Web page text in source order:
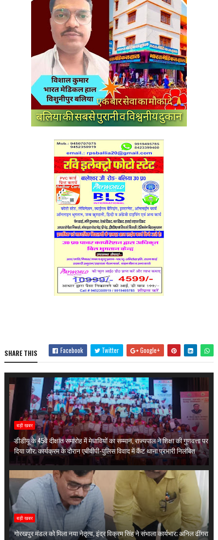
SHARE THIS Facebook Twitter Google+
बड़ी खबर
डीडीयू के 45वें दीक्षांत समारोह में मेधावियों का सम्मान, राज्यपाल ने शिक्षा की गुणवत्ता पर
दिया जोर; कार्यक्रम के दौरान एबीवीपी-पुलिस विवाद में कैंट थाना प्रभारी निलंबित
बड़ी खबर
गोरखपुर मंडल को मिला नया नेतृत्व, इंद्र विक्रम सिंह ने संभाला कार्यभार; अनिल ढींगरा